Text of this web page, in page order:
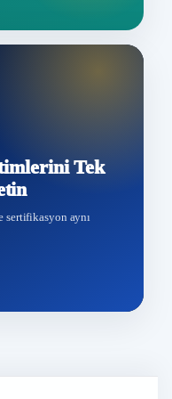
Tek
sertifikasyon aynı